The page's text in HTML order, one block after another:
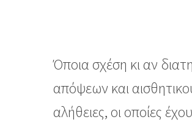
Όποια σχέση κι αν
απόψεων και
αλήθειες, οι οποίες